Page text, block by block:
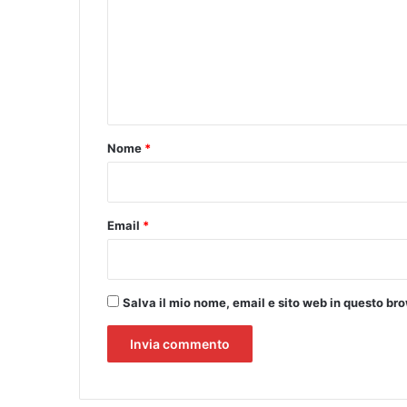
i
n
c
n
t
r
n
o
Nome *
Email *
Salva il mio nome, email e sito web in questo